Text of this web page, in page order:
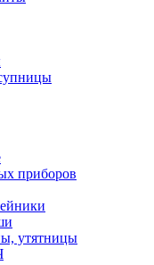
приборов
утятницы